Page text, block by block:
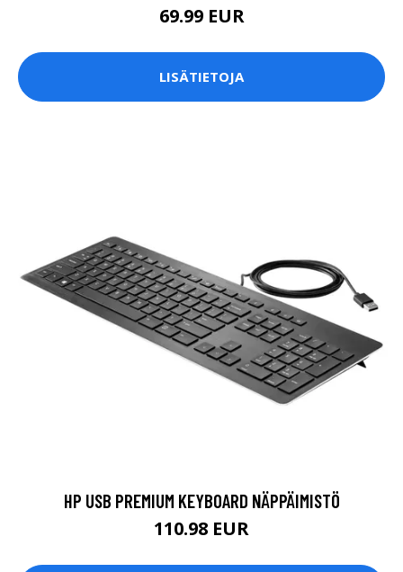
69.99 EUR
LISÄTIETOJA
HP USB PREMIUM KEYBOARD NÄPPÄIMISTÖ
110.98 EUR